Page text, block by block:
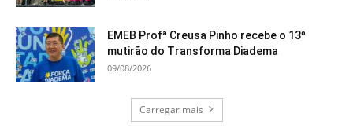
EMEB Profª Creusa Pinho recebe o 13º
mutirão do Transforma Diadema
09/08/2026
Carregar mais